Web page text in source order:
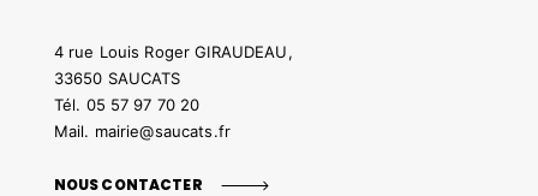
4 rue Louis Roger GIRAUDEAU,
33650 SAUCATS
Tél. 05 57 97 70 20
Mail. mairie@saucats.fr
NOUS CONTACTER